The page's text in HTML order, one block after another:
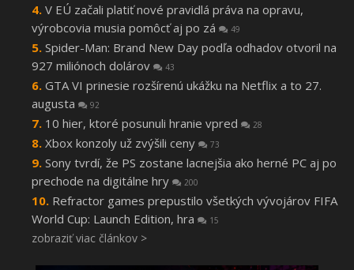
V EÚ začali platiť nové pravidlá práva na opravu,
výrobcovia musia pomôcť aj po zá
49
Spider-Man: Brand New Day podľa odhadov otvoril na
927 miliónoch dolárov
43
GTA VI prinesie rozšírenú ukážku na Netflix a to 27.
augusta
92
10 hier, ktoré posunuli hranie vpred 28
Xbox konzoly už zvýšili ceny 73
Sony tvrdí, že PS zostane lacnejšia ako herné PC aj po
prechode na digitálne hry
200
Refractor games prepustilo všetkých vývojárov FIFA
World Cup: Launch Edition, hra
15
zobraziť viac článkov >